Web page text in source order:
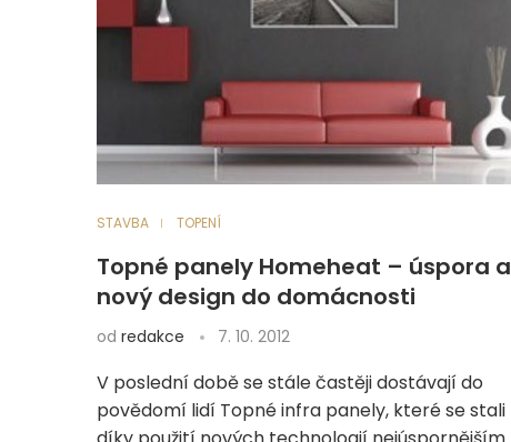
STAVBA TOPENÍ
Topné panely Homeheat – úspora a
nový design do domácnosti
od redakce 7. 10. 2012
V poslední době se stále častěji dostávají do
povědomí lidí Topné infra panely, které se stali